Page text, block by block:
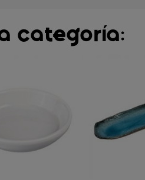
categoría: